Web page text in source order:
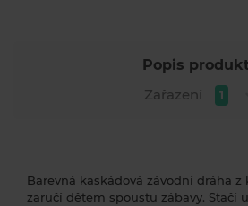
Popis
Zařazení
1
Barevná kaskádová závodní dráha z
zaručí dětem spoustu zábavy. Stačí